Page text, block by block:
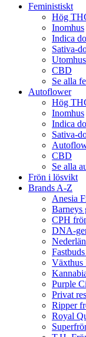
Feministiskt
Hög
Inomhus
Indica
Sativa-
CBD
Se alla
Autoflower
Hög
Inomhus
Indica
Sativa-
CBD
Se alla
Frön i lösvikt
Brands A-Z
Anesia
Barneys
CPH
DNA-
Växthus
Purple
Privat
Ripper
Royal